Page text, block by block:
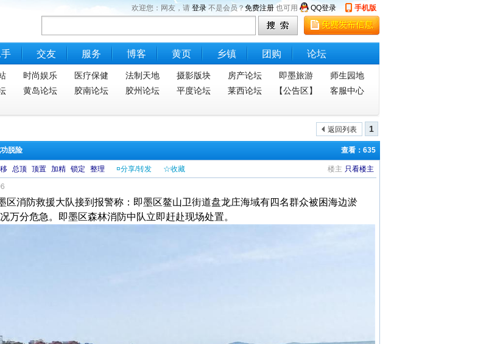
欢迎您：网友，请 登录 不是会员？免费注册 也可用 QQ登录 手机版
手 交友 服务 博客 黄页 乡镇 团购 论坛
时尚娱乐 医疗保健 法制天地 摄影版块 房产论坛 即墨旅游
师生园地
黄岛论坛 胶南论坛 胶州论坛 平度论坛 莱西论坛 【公告区】
客服中心
返回列表 1
查看：635
脱险
楼主 只看楼主
总顶 顶置 加精 锁定 整理 ¤分享/转发 ☆收藏
区消防救援大队接到报警称：即墨区鳌山卫街道盘龙庄海域有四名群众被困海边淤
万分危急。即墨区森林消防中队立即赶赴现场处置。